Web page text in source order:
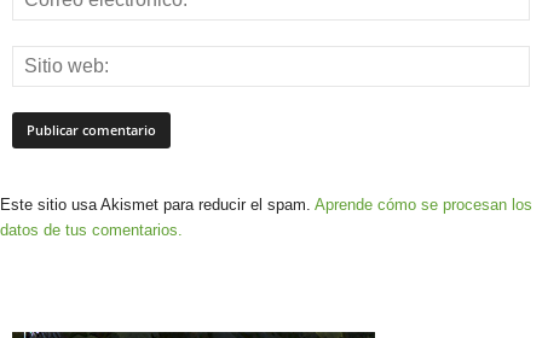
Este sitio usa Akismet para reducir el spam. Aprende cómo se procesan los
datos de tus comentarios.